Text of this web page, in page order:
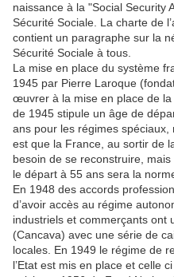
naissance à la "Social Security
Sécurité Sociale. La charte de
contient un paragraphe sur la
Sécurité Sociale à tous.
La mise en place du système
1945 par Pierre Laroque
œuvrer à la mise en place de la
de 1945 stipule un âge de
ans pour les régimes spéciaux,
est que la France, au sortir de
besoin de se reconstruire,
le départ à 55 ans sera la
En 1948 des accords
d’avoir accès au régime
industriels et commerçants ont
(Cancava) avec une série de
locales. En 1949 le régime de
l’Etat est mis en place et celle